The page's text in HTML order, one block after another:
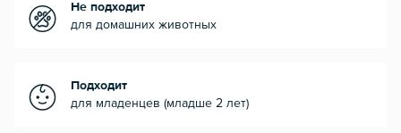
Не подходит
для домашних животных
Подходит
для младенцев (младше 2 лет)